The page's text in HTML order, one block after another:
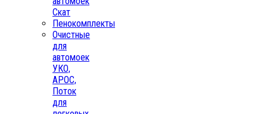
Скат
Пенокомплекты
Очистные
для
автомоек
УКО,
АРОС,
Поток
для